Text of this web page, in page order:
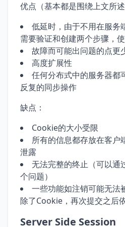
优点（基本都是围绕上文所
低延时，由于不用在服务
需要验证和创建两个步骤，
故障而可能出问题的点更
高度扩展性
任何分布式中的服务器都
反复的同步操作
缺点：
Cookie的大小受限
所有的信息都存放在客户
泄露
无法完整的终止（可以通
个问题）
一些功能如注销可能无法
除了Cookie，再次提交之后
Server Side Session